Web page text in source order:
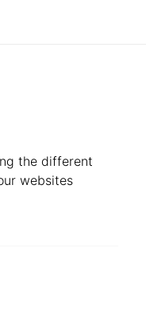
the different
websites